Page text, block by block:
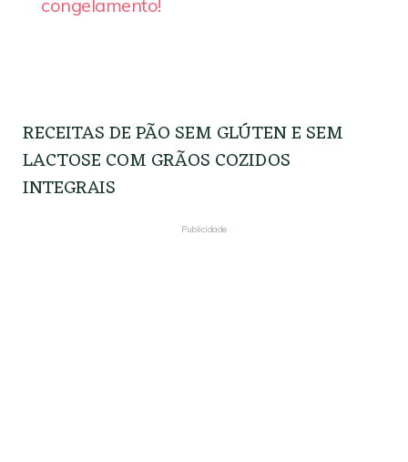
congelamento!
RECEITAS DE PÃO SEM GLÚTEN E SEM
LACTOSE COM GRÃOS COZIDOS
INTEGRAIS
Publicidade